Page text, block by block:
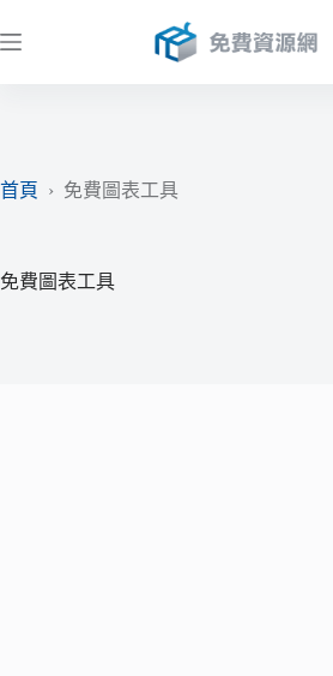
至
首頁
› 免費圖表工具
免費圖表工具